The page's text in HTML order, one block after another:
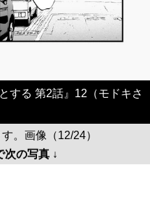
する 第2話』12（モドキさ
。画像（12/24）
次の写真 ↓